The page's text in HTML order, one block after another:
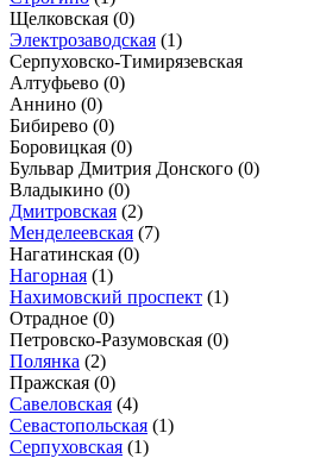
Щелковская (0)
Электрозаводская (1)
Серпуховско-Тимирязевская
Алтуфьево (0)
Аннино (0)
Бибирево (0)
Боровицкая (0)
Бульвар Дмитрия Донского (0)
Владыкино (0)
Дмитровская (2)
Менделеевская (7)
Нагатинская (0)
Нагорная (1)
Нахимовский проспект (1)
Отрадное (0)
Петровско-Разумовская (0)
Полянка (2)
Пражская (0)
Савеловская (4)
Севастопольская (1)
Серпуховская (1)